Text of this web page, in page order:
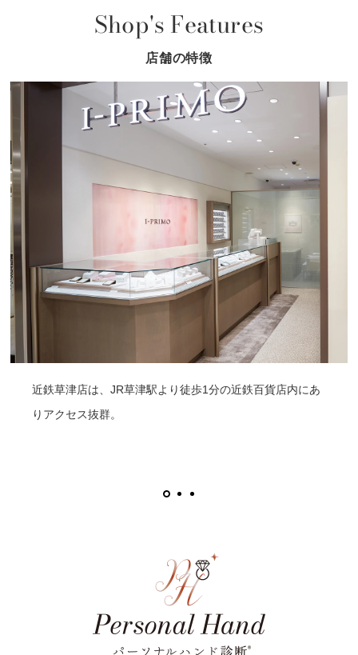
Shop's Features
店舗の特徴
近鉄草津店は、JR草津駅より徒歩1分の近鉄百貨店内にあ
りアクセス抜群。